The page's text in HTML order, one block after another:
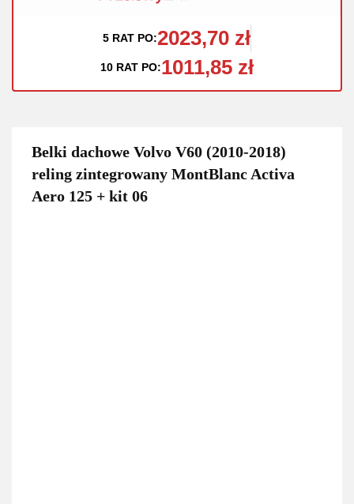
5 RAT PO:2023,70 zł
10 RAT PO:1011,85 zł
Belki dachowe Volvo V60 (2010-2018)
reling zintegrowany MontBlanc Activa
Aero 125 + kit 06